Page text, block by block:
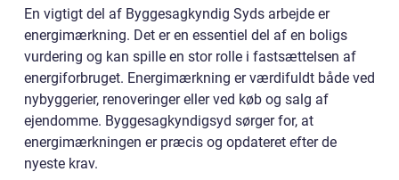
En vigtigt del af Byggesagkyndig Syds arbejde er
energimærkning. Det er en essentiel del af en boligs
vurdering og kan spille en stor rolle i fastsættelsen af
energiforbruget. Energimærkning er værdifuldt både ved
nybyggerier, renoveringer eller ved køb og salg af
ejendomme. Byggesagkyndigsyd sørger for, at
energimærkningen er præcis og opdateret efter de
nyeste krav.